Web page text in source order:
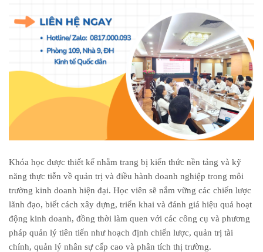
Khóa học được thiết kế nhằm trang bị kiến thức nền tảng và kỹ
năng thực tiễn về quản trị và điều hành doanh nghiệp trong môi
trường kinh doanh hiện đại. Học viên sẽ nắm vững các chiến lược
lãnh đạo, biết cách xây dựng, triển khai và đánh giá hiệu quả hoạt
động kinh doanh, đồng thời làm quen với các công cụ và phương
pháp quản lý tiên tiến như hoạch định chiến lược, quản trị tài
chính, quản lý nhân sự cấp cao và phân tích thị trường.